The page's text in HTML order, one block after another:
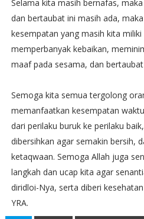
Selama kita masih bernafas,
dan bertaubat ini masih ada,
kesempatan yang masih kita
memperbanyak kebaikan,
maaf pada sesama, dan bertaubat
Semoga kita semua tergolong
memanfaatkan kesempatan
dari perilaku buruk ke perilaku
dibersihkan agar semakin bersih,
ketaqwaan. Semoga Allah juga
langkah dan ucap kita agar
diridloi-Nya, serta diberi
YRA.